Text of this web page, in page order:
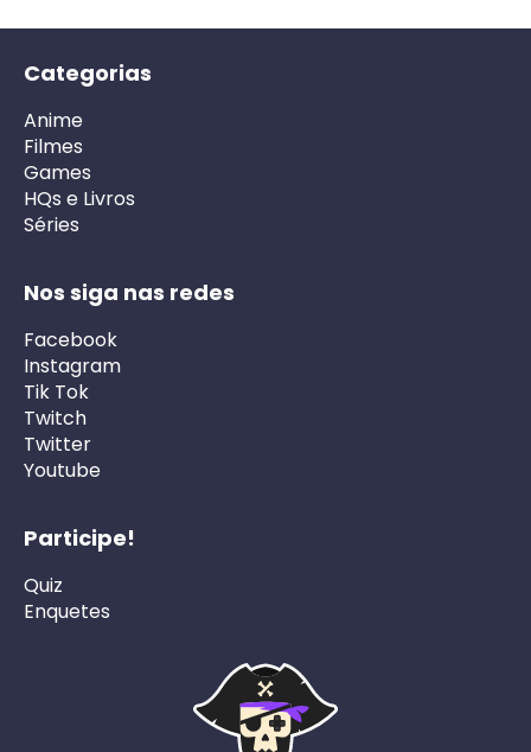
Categorias
Anime
Filmes
Games
HQs e Livros
Séries
Nos siga nas redes
Facebook
Instagram
Tik Tok
Twitch
Twitter
Youtube
Participe!
Quiz
Enquetes